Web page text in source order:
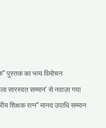
पुस्तक का भव्य विमोचन
सारस्वत सम्मान’ से नवाज़ा गया
शिक्षक रत्न” मानद उपाधि सम्मान